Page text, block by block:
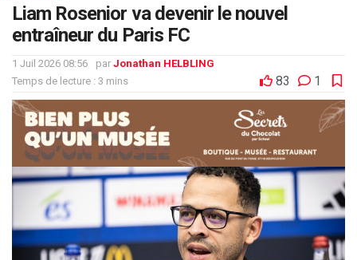
Liam Rosenior va devenir le nouvel
entraîneur du Paris FC
1 Juil 2026 08:56 par Jonathan HELBLING
Temps de lecture : 3 mins
83 1